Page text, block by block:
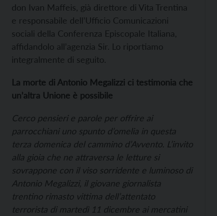
don Ivan Maffeis, già direttore di Vita Trentina
e responsabile dell’Ufficio Comunicazioni
sociali della Conferenza Episcopale Italiana,
affidandolo all’agenzia Sir. Lo riportiamo
integralmente di seguito.
La morte di Antonio Megalizzi ci testimonia che
un’altra Unione è possibile
Cerco pensieri e parole per offrire ai
parrocchiani uno spunto d’omelia in questa
terza domenica del cammino d’Avvento. L’invito
alla gioia che ne attraversa le letture si
sovrappone con il viso sorridente e luminoso di
Antonio Megalizzi, il giovane giornalista
trentino rimasto vittima dell’attentato
terrorista di martedì 11 dicembre ai mercatini